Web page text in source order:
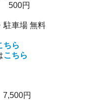
500円
駐車場 無料
ちら
こちら
円